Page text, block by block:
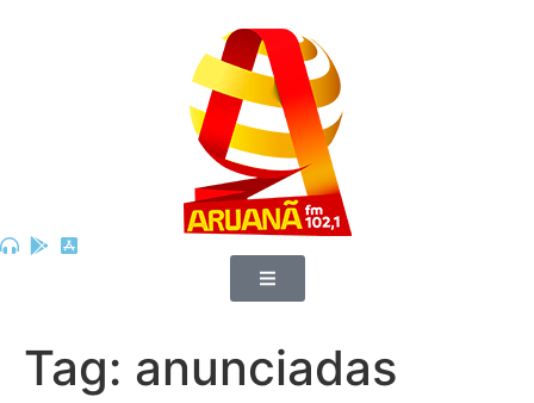
Tag: anunciadas